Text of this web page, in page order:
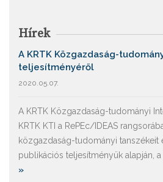
Hírek
A KRTK Közgazdaság-
teljesítményéről
2020.05.07.
A KRTK Közgazdaság-tudományi
KRTK KTI a RePEc/IDEAS
közgazdaság-tudományi tanszékeit
publikációs teljesítményük alapján,
»